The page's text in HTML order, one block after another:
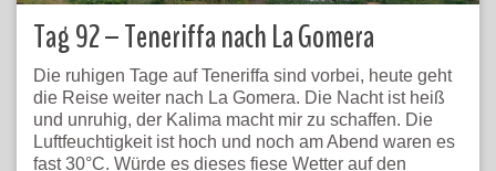
Tag 92 – Teneriffa nach La Gomera
Die ruhigen Tage auf Teneriffa sind vorbei, heute geht
die Reise weiter nach La Gomera. Die Nacht ist heiß
und unruhig, der Kalima macht mir zu schaffen. Die
Luftfeuchtigkeit ist hoch und noch am Abend waren es
fast 30°C. Würde es dieses fiese Wetter auf den